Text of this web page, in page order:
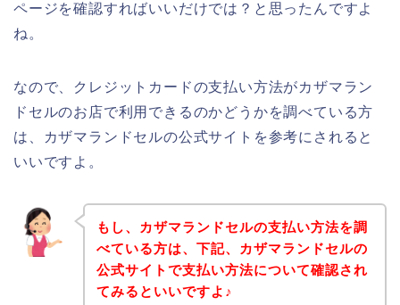
ページを確認すればいいだけでは？と思ったんですよ
ね。
なので、クレジットカードの支払い方法がカザマラン
ドセルのお店で利用できるのかどうかを調べている方
は、カザマランドセルの公式サイトを参考にされると
いいですよ。
もし、カザマランドセルの支払い方法を調
べている方は、下記、カザマランドセルの
公式サイトで支払い方法について確認され
てみるといいですよ♪